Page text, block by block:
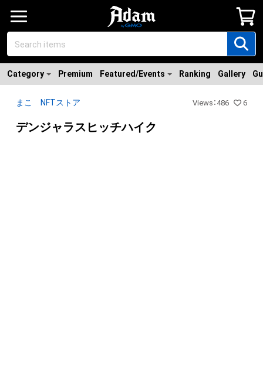
Category Premium Featured/Events Ranking Gallery
まこ NFTストア Views ：486 6
デンジャラスヒッチハイク